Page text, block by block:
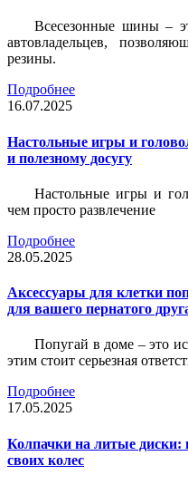
Всесезонные шины –
автовладельцев,
резины.
Подробнее
16.07.2025
Настольные игры и
и полезному досугу
Настольные игры и
чем просто развлечение
Подробнее
28.05.2025
Аксессуары для клетки
для вашего пернатого
Попугай в доме – это
этим стоит серьезная
Подробнее
17.05.2025
Колпачки на литые диски:
своих колес